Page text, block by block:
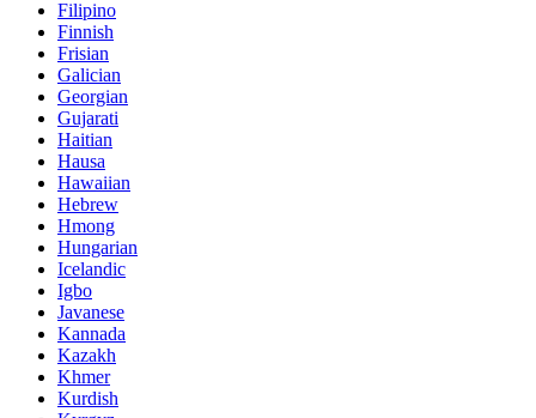
Filipino
Finnish
Frisian
Galician
Georgian
Gujarati
Haitian
Hausa
Hawaiian
Hebrew
Hmong
Hungarian
Icelandic
Igbo
Javanese
Kannada
Kazakh
Khmer
Kurdish